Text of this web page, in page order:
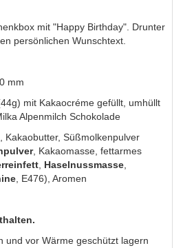
mit "Happy Birthday". Drunter
persönlichen Wunschtext.
mm
mit Kakaocréme gefüllt, umhüllt
Alpenmilch Schokolade
Kakaobutter, Süßmolkenpulver
, Kakaomasse, fettarmes
Haselnussmasse
, E476), Aromen
und vor Wärme geschützt lagern